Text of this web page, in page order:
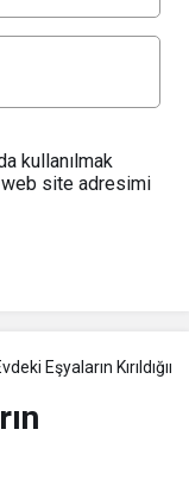
kullanılmak
web site adresimi
Eşyaların